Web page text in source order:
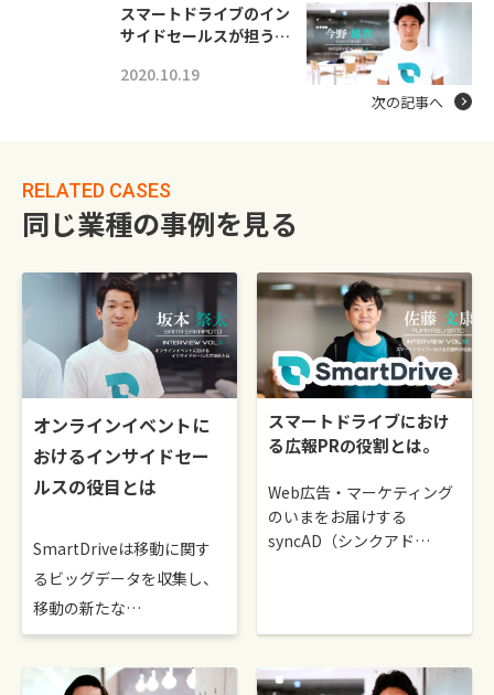
スマートドライブのイン
サイドセールスが担う…
2020.10.19
次の記事へ
RELATED CASES
同じ業種の事例を見る
オンラインイベントに
おけるインサイドセー
ルスの役目とは
SmartDriveは移動に関す
るビッグデータを収集し、
移動の新たな…
スマートドライブにおけ
る広報PRの役割とは。
Web広告・マーケティング
のいまをお届けする
syncAD（シンクアド…